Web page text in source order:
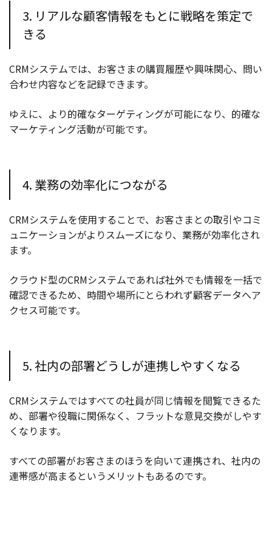
3. リアルな顧客情報をもとに戦略を策定で
きる
CRMシステムでは、お客さまの購買履歴や興味関心、問い
合わせ内容などを記録できます。
ゆえに、より的確なターゲティングが可能になり、的確な
マーケティング活動が可能です。
4. 業務の効率化につながる
CRMシステムを使用することで、お客さまとの取引やコミ
ュニケーションがよりスムーズになり、業務が効率化され
ます。
クラウド型のCRMシステムであれば社外でも情報を一括で
確認できるため、時間や場所にとらわれず顧客データへア
クセス可能です。
5. 社内の部署どうしが連携しやすくなる
CRMシステムではすべての社員が同じ情報を閲覧できるた
め、部署や役職に関係なく、フラットな意見交換がしやす
くなります。
すべての部署がお客さまのほうを向いて連携され、社内の
連帯感が高まるというメリットもあるのです。